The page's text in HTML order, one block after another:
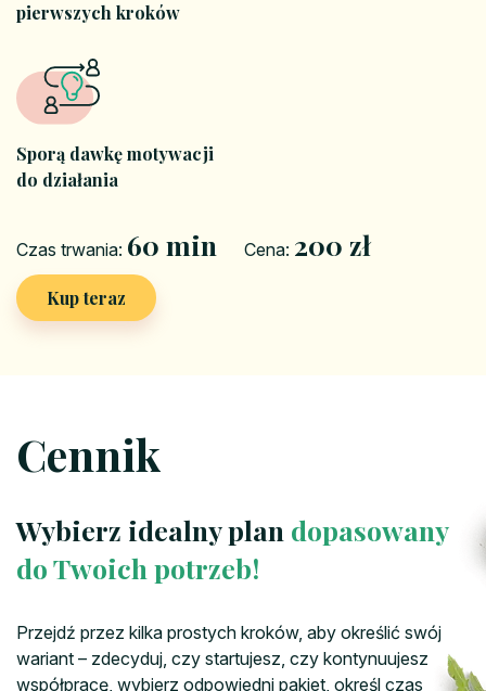
pierwszych kroków
Sporą dawkę motywacji
do działania
Czas trwania: 60 min Cena: 200 zł
Kup teraz
Cennik
Wybierz idealny plan dopasowany
do Twoich potrzeb!
Przejdź przez kilka prostych kroków, aby określić swój
wariant – zdecyduj, czy startujesz, czy kontynuujesz
współpracę, wybierz odpowiedni pakiet, określ czas